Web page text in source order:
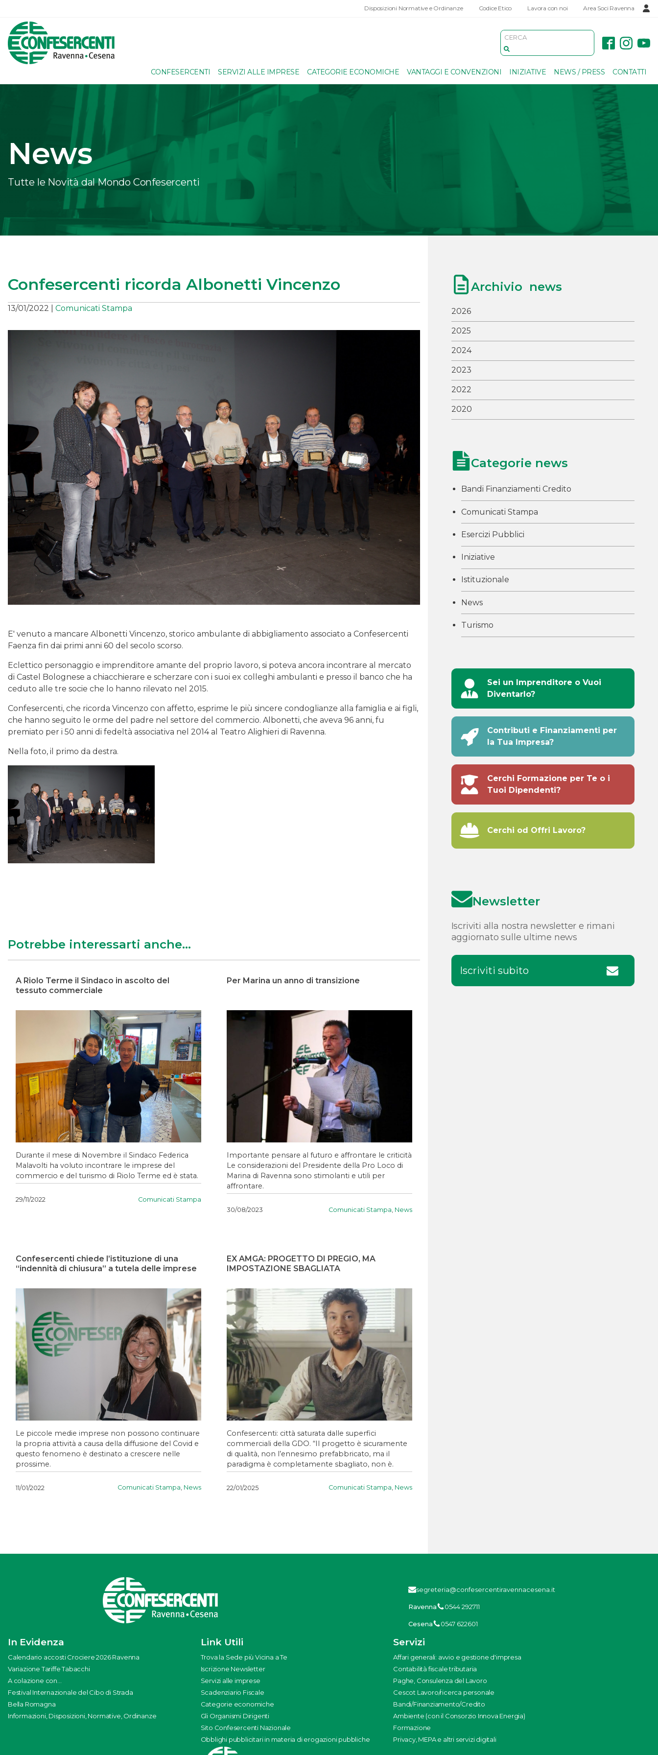
Disposizioni Normative e Ordinanze Codice Etico Lavora con noi Area Soci Ravenna
CONFESERCENTI SERVIZI ALLE IMPRESE CATEGORIE ECONOMICHE VANTAGGI E CONVENZIONI INIZIATIVE NEWS / PRESS CONTATTI
News
Tutte le Novità dal Mondo Confesercenti
Confesercenti ricorda Albonetti Vincenzo
13/01/2022 Comunicati Stampa
E' venuto a mancare Albonetti Vincenzo, storico ambulante di abbigliamento associato a Confesercenti
Faenza fin dai primi anni 60 del secolo scorso.
Eclettico personaggio e imprenditore amante del proprio lavoro, si poteva ancora incontrare al mercato
di Castel Bolognese a chiacchierare e scherzare con i suoi ex colleghi ambulanti e presso il banco che ha
ceduto alle tre socie che lo hanno rilevato nel 2015.
Confesercenti, che ricorda Vincenzo con affetto, esprime le più sincere condoglianze alla famiglia e ai figli,
che hanno seguito le orme del padre nel settore del commercio. Albonetti, che aveva 96 anni, fu
premiato per i 50 anni di fedeltà associativa nel 2014 al Teatro Alighieri di Ravenna.
Nella foto, il primo da destra.
Potrebbe interessarti anche...
A Riolo Terme il Sindaco in ascolto del
tessuto commerciale
Durante il mese di Novembre il Sindaco Federica
Malavolti ha voluto incontrare le imprese del
commercio e del turismo di Riolo Terme ed è stata.
29/11/2022 Comunicati Stampa
Per Marina un anno di transizione
Importante pensare al futuro e affrontare le criticità
Le considerazioni del Presidente della Pro Loco di
Marina di Ravenna sono stimolanti e utili per
affrontare.
30/08/2023 Comunicati Stampa News
Confesercenti chiede l’istituzione di una
“indennità di chiusura” a tutela delle imprese
Le piccole medie imprese non possono continuare
la propria attività a causa della diffusione del Covid e
questo fenomeno è destinato a crescere nelle
prossime.
11/01/2022 Comunicati Stampa, News
EX AMGA: PROGETTO DI PREGIO, MA
IMPOSTAZIONE SBAGLIATA
Confesercenti: città saturata dalle superfici
commerciali della GDO. “Il progetto è sicuramente
di qualità, non l’ennesimo prefabbricato, ma il
paradigma è completamente sbagliato, non è.
22/01/2025 Comunicati Stampa, News
Archivio news
2026
2025
2024
2023
2022
2020
Categorie news
Bandi Finanziamenti Credito
Comunicati Stampa
Esercizi Pubblici
Iniziative
Istituzionale
News
Turismo
Sei un Imprenditore o Vuoi
Diventarlo?
Contributi e Finanziamenti per
la Tua Impresa?
Cerchi Formazione per Te o i
Tuoi Dipendenti?
Cerchi od Offri Lavoro?
Newsletter
Iscriviti alla nostra newsletter e rimani
aggiornato sulle ultime news
Iscriviti subito
segreteria@confesercentiravennacesena.it
Ravenna 0544 292711
Cesena 0547 622601
In Evidenza
Calendario accosti Crociere 2026 Ravenna
Variazione Tariffe Tabacchi
A colazione con...
Festival Internazionale del Cibo di Strada
Bella Romagna
Informazioni, Disposizioni, Normative, Ordinanze
Link Utili
Trova la Sede più Vicina a Te
Iscrizione Newsletter
Servizi alle imprese
Scadenziario Fiscale
Categorie economiche
Gli Organismi Dirigenti
Sito Confesercenti Nazionale
Obblighi pubblicitari in materia di erogazioni pubbliche
Servizi
Affari generali: avvio e gestione d'impresa
Contabilità fiscale tributaria
Paghe, Consulenza del Lavoro
Cescot Lavoro/ricerca personale
Bandi/Finanziamento/Credito
Ambiente (con il Consorzio Innova Energia)
Formazione
Privacy, MEPA e altri servizi digitali